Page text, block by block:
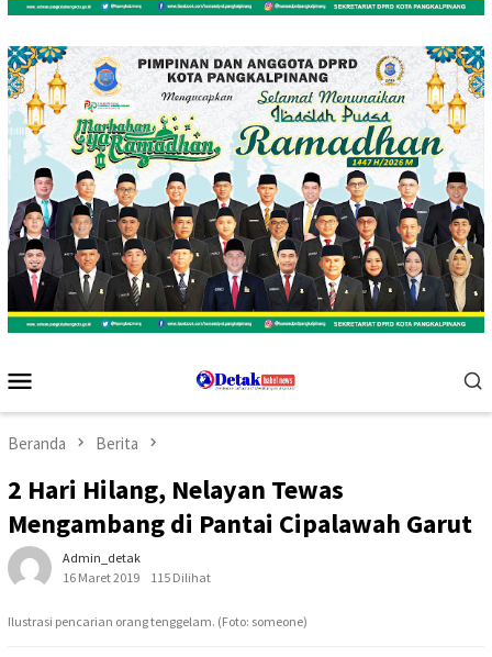
Mobile
Beranda Berita
2 Hari Hilang, Nelayan Tewas
Mengambang di Pantai Cipalawah Garut
Admin_detak
16 Maret 2019
115 Dilihat
Ilustrasi pencarian orang tenggelam. (Foto: someone)